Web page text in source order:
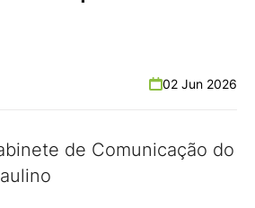
02 Jun 2026
de Comunicação do